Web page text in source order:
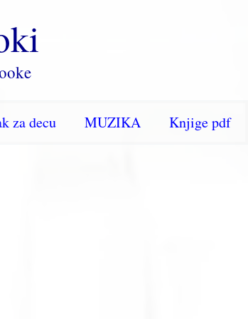
za decu MUZIKA Knjige pdf